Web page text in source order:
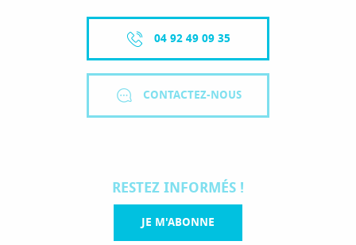
04 92 49 09 35
CONTACTEZ-NOUS
RESTEZ INFORMÉS !
JE M'ABONNE